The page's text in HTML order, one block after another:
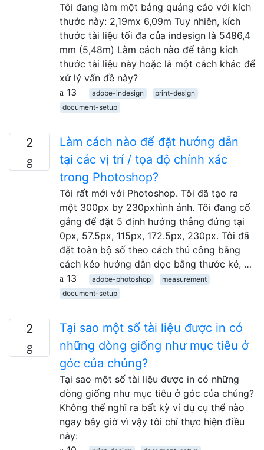
Tôi đang làm một bảng quảng cáo với kích
thước này: 2,19mx 6,09m Tuy nhiên, kích
thước tài liệu tối đa của indesign là 5486,4
mm (5,48m) Làm cách nào để tăng kích
thước tài liệu này hoặc là một cách khác để
xử lý vấn đề này?
13
adobe-indesign
print-design
document-setup
2
Làm cách nào để đặt hướng dẫn
tại các vị trí / tọa độ chính xác
trong Photoshop?
Tôi rất mới với Photoshop. Tôi đã tạo ra
một 300px by 230pxhình ảnh. Tôi đang cố
gắng để đặt 5 định hướng thẳng đứng tại
0px, 57.5px, 115px, 172.5px, 230px. Tôi đã
đặt toàn bộ số theo cách thủ công bằng
cách kéo hướng dẫn dọc bằng thước kẻ, …
13
adobe-photoshop
measurement
document-setup
2
Tại sao một số tài liệu được in có
những dòng giống như mục tiêu ở
góc của chúng?
Tại sao một số tài liệu được in có những
dòng giống như mục tiêu ở góc của chúng?
Không thể nghĩ ra bất kỳ ví dụ cụ thể nào
ngay bây giờ vì vậy tôi chỉ thực hiện điều
này: